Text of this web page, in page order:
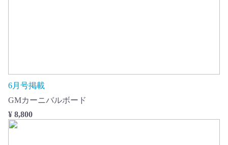
6月号掲載
GMカーニバルボード
¥ 8,800